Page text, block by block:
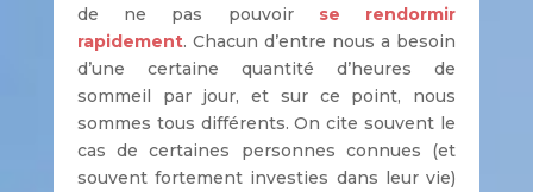
de ne pas pouvoir se rendormir
rapidement. Chacun d’entre nous a besoin
d’une certaine quantité d’heures de
sommeil par jour, et sur ce point, nous
sommes tous différents. On cite souvent le
cas de certaines personnes connues (et
souvent fortement investies dans leur vie)